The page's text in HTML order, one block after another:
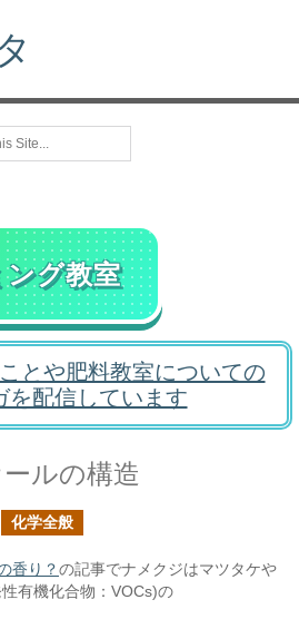
グ教室
とや肥料教室についての
を配信しています
ルの構造
化学全般
香り？の記事でナメクジはマツタケや
有機化合物：VOCs)の